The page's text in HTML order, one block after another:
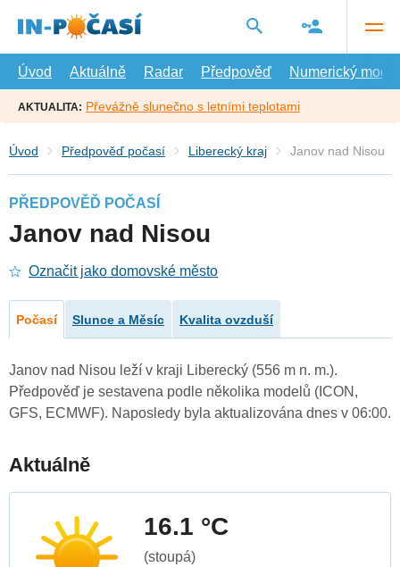
hlavní
Úvod
Aktuálně Radar Předpověď Numerický model
AKTUALITA: Převážně slunečno s letními teplotami
Úvod Předpověď počasí Liberecký kraj Janov nad Nisou
PŘEDPOVĚĎ POČASÍ
Janov nad Nisou
Označit jako domovské město
Počasí Slunce a Měsíc Kvalita ovzduší
Janov nad Nisou leží v kraji Liberecký (556 m n. m.).
Předpověď je sestavena podle několika modelů (ICON,
GFS, ECMWF). Naposledy byla aktualizována dnes v 06:00.
Aktuálně
16.1 °C
(stoupá)